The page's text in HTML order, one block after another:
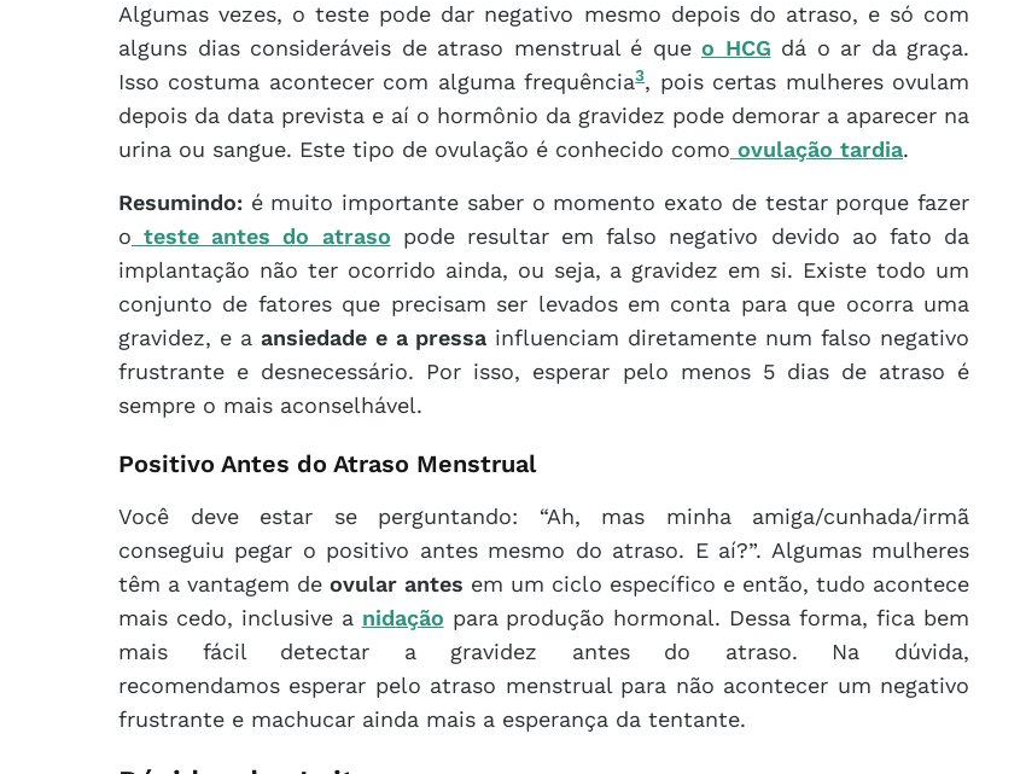
Algumas vezes, o teste pode dar negativo mesmo depois do atraso, e só com
alguns dias consideráveis de atraso menstrual é que o HCG dá o ar da graça.
Isso costuma acontecer com alguma frequência3, pois certas mulheres ovulam
depois da data prevista e aí o hormônio da gravidez pode demorar a aparecer na
urina ou sangue. Este tipo de ovulação é conhecido como ovulação tardia.
Resumindo: é muito importante saber o momento exato de testar porque fazer
o teste antes do atraso pode resultar em falso negativo devido ao fato da
implantação não ter ocorrido ainda, ou seja, a gravidez em si. Existe todo um
conjunto de fatores que precisam ser levados em conta para que ocorra uma
gravidez, e a ansiedade e a pressa influenciam diretamente num falso negativo
frustrante e desnecessário. Por isso, esperar pelo menos 5 dias de atraso é
sempre o mais aconselhável.
Positivo Antes do Atraso Menstrual
Você deve estar se perguntando: “Ah, mas minha amiga/cunhada/irmã
conseguiu pegar o positivo antes mesmo do atraso. E aí?”. Algumas mulheres
têm a vantagem de ovular antes em um ciclo específico e então, tudo acontece
mais cedo, inclusive a nidação para produção hormonal. Dessa forma, fica bem
mais fácil detectar a gravidez antes do atraso. Na dúvida,
recomendamos esperar pelo atraso menstrual para não acontecer um negativo
frustrante e machucar ainda mais a esperança da tentante.